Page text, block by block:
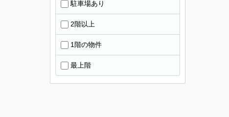
駐車場あり
2階以上
1階の物件
最上階